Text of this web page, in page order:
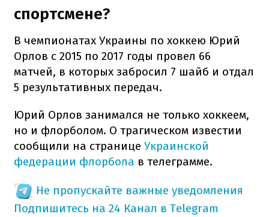
спортсмене?
В чемпионатах Украины по хоккею Юрий
Орлов с 2015 по 2017 годы провел 66
матчей, в которых забросил 7 шайб и отдал
5 результативных передач.
Юрий Орлов занимался не только хоккеем,
но и флорболом. О трагическом известии
сообщили на странице Украинской
федерации флорбола в телеграмме.
Не пропускайте важные уведомления
Подпишитесь на 24 Канал в Telegram